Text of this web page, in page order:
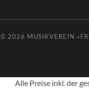
© 2026 MUSIKVEREIN
Alle Preise inkl. der